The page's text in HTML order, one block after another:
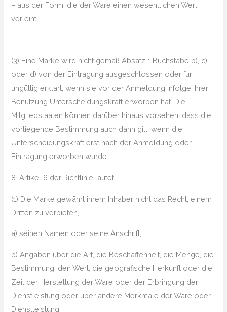
– aus der Form, die der Ware einen wesentlichen Wert
verleiht,
(3) Eine Marke wird nicht gemäß Absatz 1 Buchstabe b), c)
oder d) von der Eintragung ausgeschlossen oder für
ungültig erklärt, wenn sie vor der Anmeldung infolge ihrer
Benutzung Unterscheidungskraft erworben hat. Die
Mitgliedstaaten können darüber hinaus vorsehen, dass die
vorliegende Bestimmung auch dann gilt, wenn die
Unterscheidungskraft erst nach der Anmeldung oder
Eintragung erworben wurde.
8. Artikel 6 der Richtlinie lautet:
(1) Die Marke gewährt ihrem Inhaber nicht das Recht, einem
Dritten zu verbieten,
a) seinen Namen oder seine Anschrift,
b) Angaben über die Art, die Beschaffenheit, die Menge, die
Bestimmung, den Wert, die geografische Herkunft oder die
Zeit der Herstellung der Ware oder der Erbringung der
Dienstleistung oder über andere Merkmale der Ware oder
Dienstleistung,